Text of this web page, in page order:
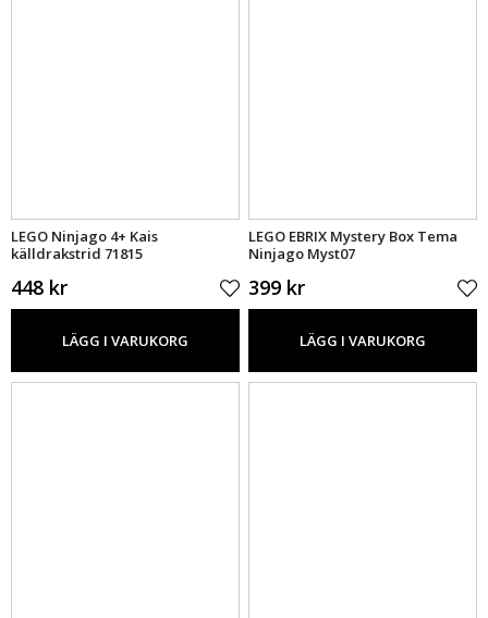
LEGO Ninjago 4+ Kais
källdrakstrid 71815
448 kr
LÄGG I VARUKORG
LEGO EBRIX Mystery Box Tema
Ninjago Myst07
399 kr
LÄGG I VARUKORG